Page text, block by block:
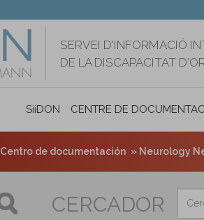
SERVEI D'INFORMACIÓ
DE LA DISCAPACITAT
SiiDON CENTRE DE
Centro de documentación Neurology
CERCADOR